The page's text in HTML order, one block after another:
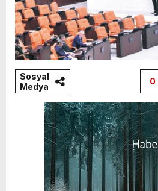
Sosyal
Medya
0